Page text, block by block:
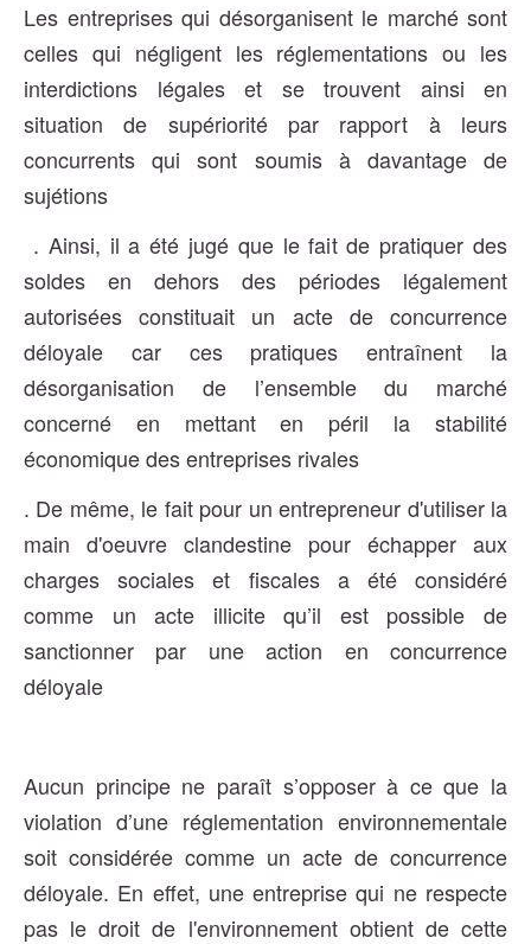
Les entreprises qui désorganisent le marché sont
celles qui négligent les réglementations ou les
interdictions légales et se trouvent ainsi en
situation de supériorité par rapport à leurs
concurrents qui sont soumis à davantage de
sujétions
. Ainsi, il a été jugé que le fait de pratiquer des
soldes en dehors des périodes légalement
autorisées constituait un acte de concurrence
déloyale car ces pratiques entraînent la
désorganisation de l’ensemble du marché
concerné en mettant en péril la stabilité
économique des entreprises rivales
. De même, le fait pour un entrepreneur d'utiliser la
main d'oeuvre clandestine pour échapper aux
charges sociales et fiscales a été considéré
comme un acte illicite qu’il est possible de
sanctionner par une action en concurrence
déloyale
Aucun principe ne paraît s’opposer à ce que la
violation d’une réglementation environnementale
soit considérée comme un acte de concurrence
déloyale. En effet, une entreprise qui ne respecte
pas le droit de l'environnement obtient de cette